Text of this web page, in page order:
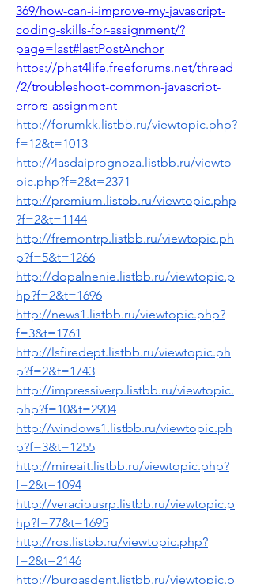
369/how-can-i-improve-my-javascript-
coding-skills-for-assignment/?
page=last#lastPostAnchor
https://phat4life.freeforums.net/thread
/2/troubleshoot-common-javascript-
errors-assignment
http://forumkk.listbb.ru/viewtopic.php?
f=12&t=1013
http://4asdaiprognoza.listbb.ru/viewto
pic.php?f=2&t=2371
http://premium.listbb.ru/viewtopic.php
?f=2&t=1144
http://fremontrp.listbb.ru/viewtopic.ph
p?f=5&t=1266
http://dopalnenie.listbb.ru/viewtopic.p
hp?f=2&t=1696
http://news1.listbb.ru/viewtopic.php?
f=3&t=1761
http://lsfiredept.listbb.ru/viewtopic.ph
p?f=2&t=1743
http://impressiverp.listbb.ru/viewtopic.
php?f=10&t=2904
http://windows1.listbb.ru/viewtopic.ph
p?f=3&t=1255
http://mireait.listbb.ru/viewtopic.php?
f=2&t=1094
http://veraciousrp.listbb.ru/viewtopic.p
hp?f=77&t=1695
http://ros.listbb.ru/viewtopic.php?
f=2&t=2146
http://burgasdent.listbb.ru/viewtopic.p